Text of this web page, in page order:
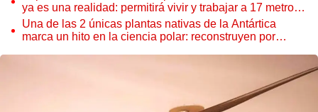
ya es una realidad: permitirá vivir y trabajar a 17 metros
de profundidad
Una de las 2 únicas plantas nativas de la Antártica
marca un hito en la ciencia polar: reconstruyen por